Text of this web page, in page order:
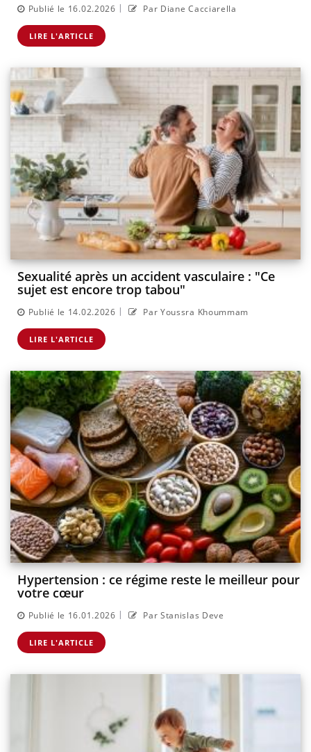
Publié le 16.02.2026 | Par Diane Cacciarella
LIRE L'ARTICLE
Sexualité après un accident vasculaire : "Ce
sujet est encore trop tabou"
Publié le 14.02.2026 | Par Youssra Khoummam
LIRE L'ARTICLE
Hypertension : ce régime reste le meilleur pour
votre cœur
Publié le 16.01.2026 | Par Stanislas Deve
LIRE L'ARTICLE